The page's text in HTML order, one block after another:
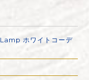
Lamp ホワイトコーデ